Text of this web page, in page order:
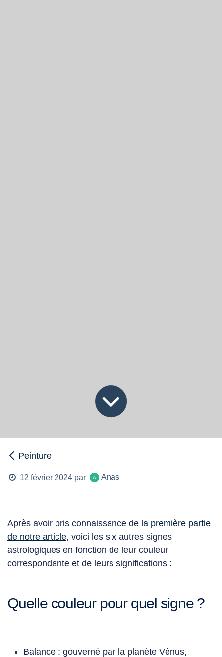
Peinture
12 février 2024 par Anas
Après avoir pris connaissance de la première partie
de notre article, voici les six autres signes
astrologiques en fonction de leur couleur
correspondante et de leurs significations :
Quelle couleur pour quel signe ?
Balance : gouverné par la planète Vénus,